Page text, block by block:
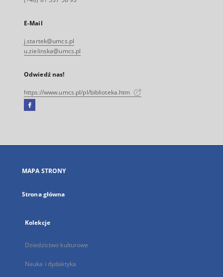
E-Mail
j.startek@umcs.pl
u.zielinska@umcs.pl
Odwiedź nas!
https://www.umcs.pl/pl/biblioteka.htm
Facebook
się
karcie
MAPA STRONY
Strona główna
Kolekcje
Dziedzictwo kulturowe
Nauka i dydaktyka